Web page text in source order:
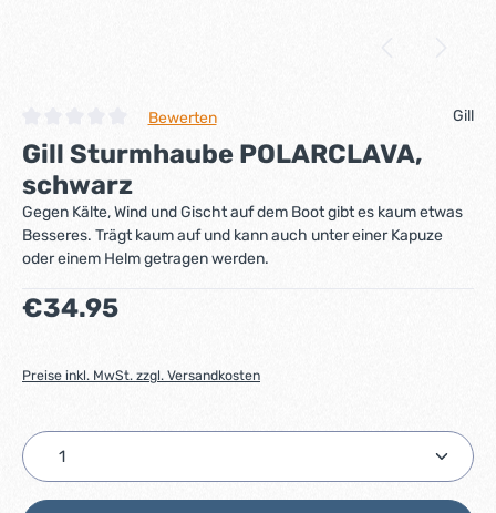
Durchschnittliche Bewertung von 0 von 5 Sternen
Bewerten Gill
Gill Sturmhaube POLARCLAVA,
schwarz
Gegen Kälte, Wind und Gischt auf dem Boot gibt es kaum etwas
Besseres. Trägt kaum auf und kann auch unter einer Kapuze
oder einem Helm getragen werden.
Regulärer Preis:
€34.95
Preise inkl. MwSt. zzgl. Versandkosten
Produkt Anzahl: Gib den gewünschten Wert ein